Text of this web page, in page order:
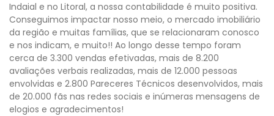
Indaial e no Litoral, a nossa contabilidade é muito positiva.
Conseguimos impactar nosso meio, o mercado imobiliário
da região e muitas famílias, que se relacionaram conosco
e nos indicam, e muito!! Ao longo desse tempo foram
cerca de 3.300 vendas efetivadas, mais de 8.200
avaliações verbais realizadas, mais de 12.000 pessoas
envolvidas e 2.800 Pareceres Técnicos desenvolvidos, mais
de 20.000 fãs nas redes sociais e inúmeras mensagens de
elogios e agradecimentos!